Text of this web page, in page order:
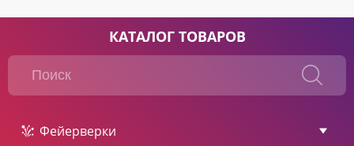
КАТАЛОГ ТОВАРОВ
Фейерверки